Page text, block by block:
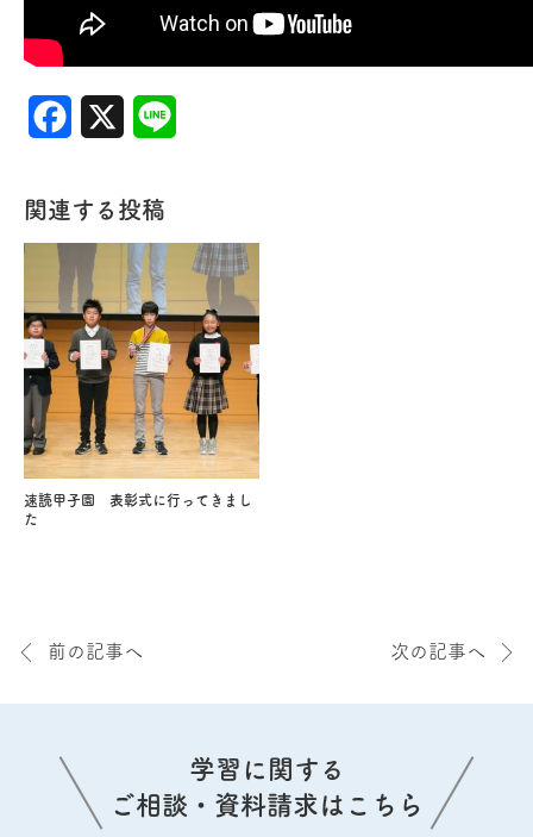
Facebook
関連する投稿
速読甲子園 表彰式に行ってきまし
た
前の記事へ 次の記事へ
学習に関する
ご相談・資料請求はこちら